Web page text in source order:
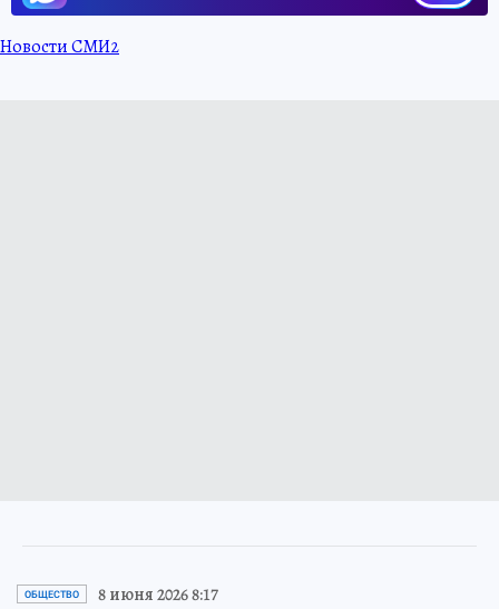
Новости СМИ2
ОБЩЕСТВО 8 июня 2026 8:17